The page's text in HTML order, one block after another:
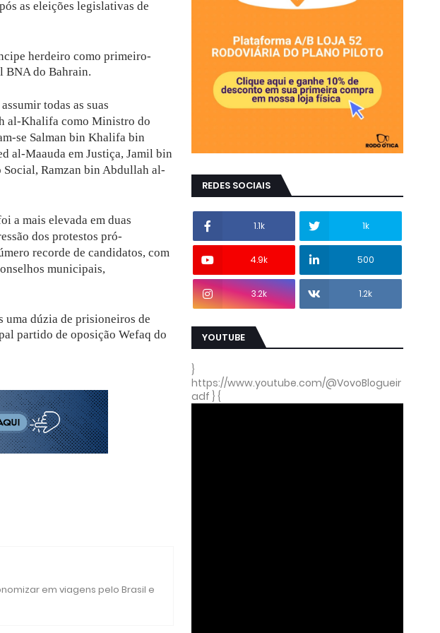
as eleições legislativas de
herdeiro como primeiro-
BNA do Bahrain.
todas as suas
al-Khalifa como Ministro do
se Salman bin Khalifa bin
al-Maauda em Justiça, Jamil bin
Ramzan bin Abdullah al-
a mais elevada em duas
dos protestos pró-
recorde de candidatos, com
municipais,
uma dúzia de prisioneiros de
partido de oposição Wefaq do
em viagens pelo Brasil e
REDES SOCIAIS
1.1k 1k
4.9k 500
3.2k 1.2k
YOUTUBE
}
https://www.youtube.com/@VovoBlogueir
adf } {